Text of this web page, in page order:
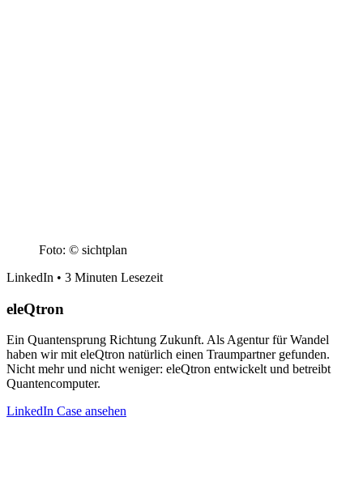
Foto: © sichtplan
LinkedIn • 3 Minuten Lesezeit
eleQtron
Ein Quantensprung Richtung Zukunft. Als Agentur für Wandel
haben wir mit eleQtron natürlich einen Traumpartner gefunden.
Nicht mehr und nicht weniger: eleQtron entwickelt und betreibt
Quantencomputer.
LinkedIn Case ansehen